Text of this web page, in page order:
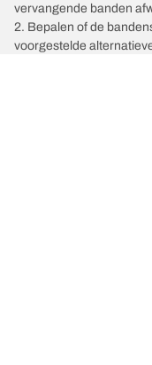
vervangende banden
2. Bepalen of de
voorgestelde